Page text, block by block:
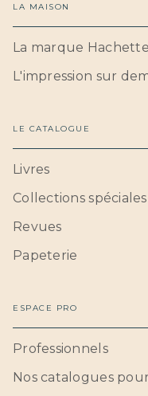
LA MAISON
La marque
L'impression sur
LE CATALOGUE
Livres
Collections spéciales
Revues
Papeterie
ESPACE PRO
Professionnels
Nos catalogues